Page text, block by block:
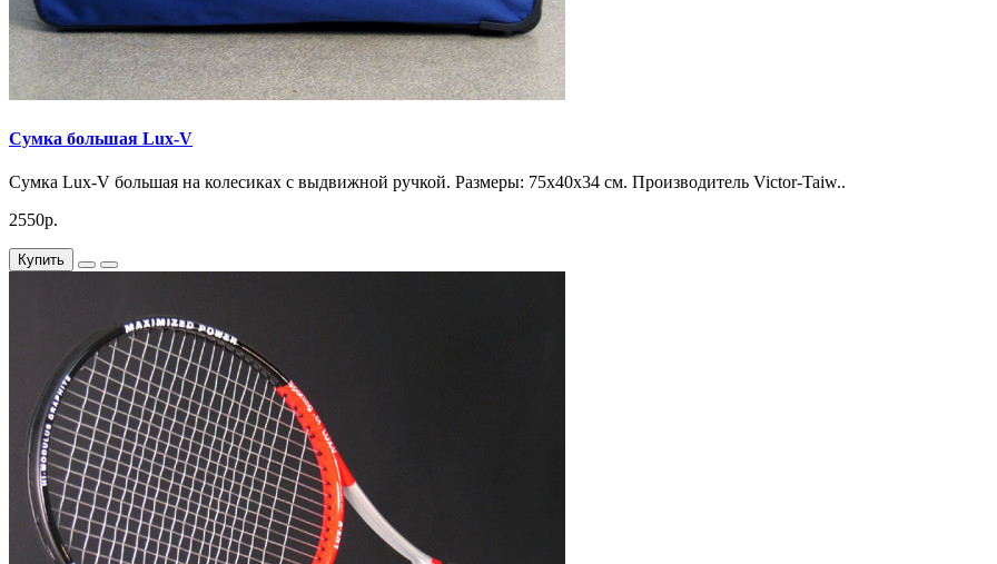
Сумка большая Lux-V
Сумка Lux-V большая на колесиках с выдвижной ручкой. Размеры: 75х40х34 см. Производитель Victor-Taiw..
2550р.
Купить